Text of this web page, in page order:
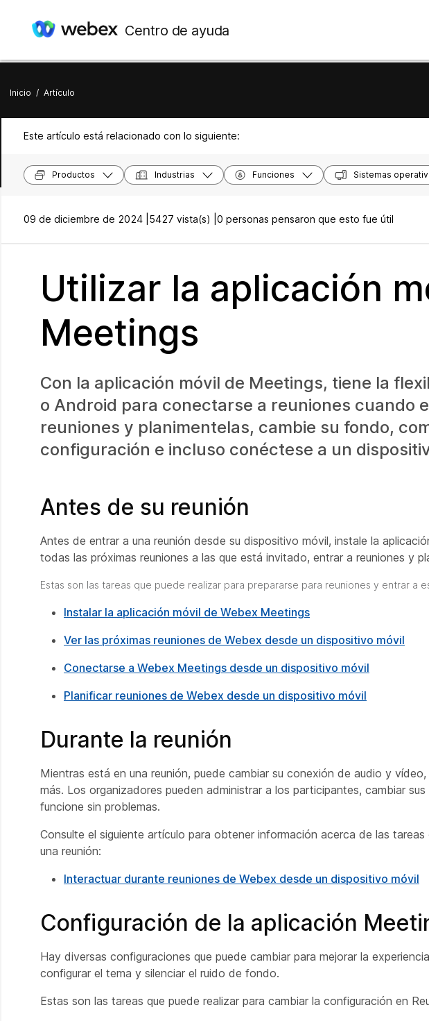
Centro de ayuda
Inicio / Artículo
Este artículo está relacionado con lo siguiente:
Productos Industrias Funciones Sistemas
09 de diciembre de 2024 | 5427 vista(s) | 0 personas pensaron que esto fue útil
Utilizar la aplicación
Meetings
Con la aplicación móvil de Meetings, tiene la
o Android para conectarse a reuniones cuando
reuniones y planimentelas, cambie su fondo,
configuración e incluso conéctese a un
Antes de su reunión
Antes de entrar a una reunión desde su dispositivo móvil, instale la
todas las próximas reuniones a las que está invitado, entrar a reuniones y
Estas son las tareas que puede realizar para prepararse para reuniones y entrar a
Instalar la aplicación móvil de Webex Meetings
Ver las próximas reuniones de Webex desde un dispositivo móvil
Conectarse a Webex Meetings desde un dispositivo móvil
Planificar reuniones de Webex desde un dispositivo móvil
Durante la reunión
Mientras está en una reunión, puede cambiar su conexión de audio y
más. Los organizadores pueden administrar a los participantes, cambiar
funcione sin problemas.
Consulte el siguiente artículo para obtener información acerca de las
una reunión:
Interactuar durante reuniones de Webex desde un dispositivo móvil
Configuración de la aplicación
Hay diversas configuraciones que puede cambiar para mejorar la
configurar el tema y silenciar el ruido de fondo.
Estas son las tareas que puede realizar para cambiar la configuración en